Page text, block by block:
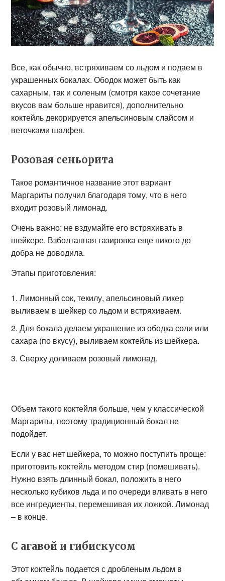
Все, как обычно, встряхиваем со льдом и подаем в
украшенных бокалах. Ободок может быть как
сахарным, так и соленым (смотря какое сочетание
вкусов вам больше нравится), дополнительно
коктейль декорируется апельсиновым слайсом и
веточками шалфея.
Розовая сеньорита
Такое романтичное название этот вариант
Маргариты получил благодаря тому, что в него
входит розовый лимонад.
Очень важно: не вздумайте его встряхивать в
шейкере. Взболтанная газировка еще никого до
добра не доводила.
Этапы приготовления:
Лимонный сок, текилу, апельсиновый ликер
выливаем в шейкер со льдом и встряхиваем.
Для бокала делаем украшение из ободка соли или
сахара (по вкусу), выливаем коктейль из шейкера.
Сверху доливаем розовый лимонад.
Объем такого коктейля больше, чем у классической
Маргариты, поэтому традиционный бокал не
подойдет.
Если у вас нет шейкера, то можно поступить проще:
приготовить коктейль методом стир (помешивать).
Нужно взять длинный бокал, положить в него
несколько кубиков льда и по очереди вливать в него
все ингредиенты, перемешивая их ложкой. Лимонад
– в конце.
С агавой и гибискусом
Этот коктейль подается с дробленым льдом в